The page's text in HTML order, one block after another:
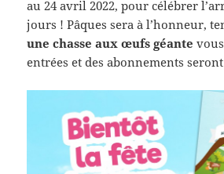
au 24 avril 2022, pour célébrer
jours ! Pâques sera à l’honneur,
une chasse aux œufs géante
entrées et des abonnements